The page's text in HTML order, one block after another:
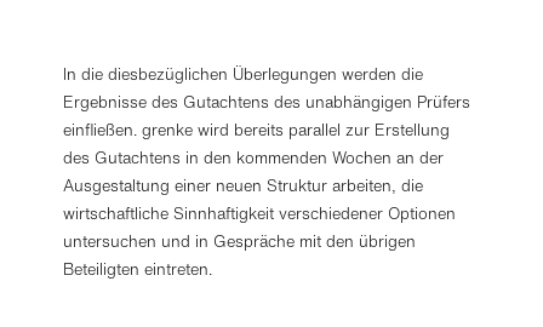
In die diesbezüglichen Überlegungen werden die
Ergebnisse des Gutachtens des unabhängigen Prüfers
einfließen. grenke wird bereits parallel zur Erstellung
des Gutachtens in den kommenden Wochen an der
Ausgestaltung einer neuen Struktur arbeiten, die
wirtschaftliche Sinnhaftigkeit verschiedener Optionen
untersuchen und in Gespräche mit den übrigen
Beteiligten eintreten.